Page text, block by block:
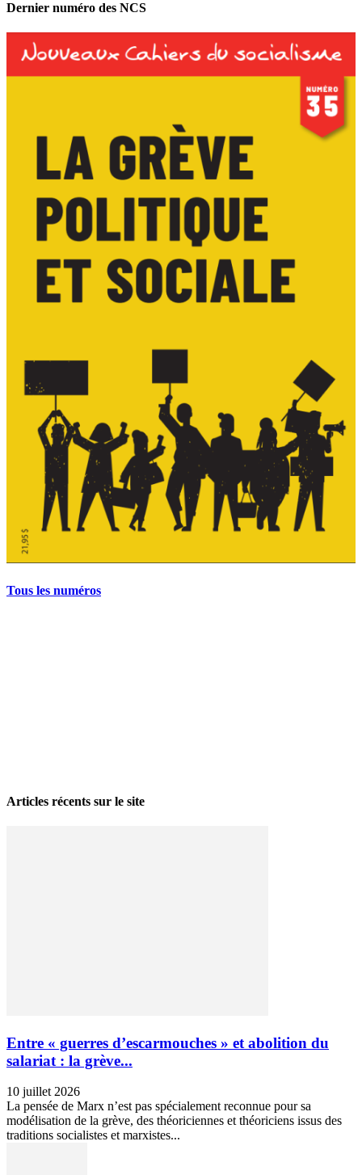
Dernier numéro des NCS
Tous les numéros
Articles récents sur le site
Entre « guerres d’escarmouches » et abolition du
salariat : la grève...
10 juillet 2026
La pensée de Marx n’est pas spécialement reconnue pour sa
modélisation de la grève, des théoriciennes et théoriciens issus des
traditions socialistes et marxistes...